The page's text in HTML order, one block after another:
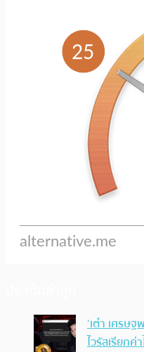
‘เต๋า เศรษ
ไวรัสเรียกค่